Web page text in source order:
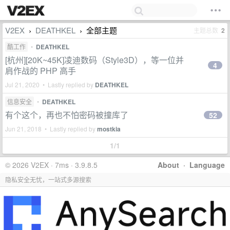
V2EX › DEATHKEL › 全部主题 主题总数 2
酷工作 • DEATHKEL
[杭州][20K~45K]凌迪数码（Style3D），等一位并
肩作战的 PHP 高手
Jul 21, 2020 • Lastly replied by DEATHKEL
4
信息安全 • DEATHKEL
有个这个，再也不怕密码被撞库了
Jun 21, 2018 • Lastly replied bymostkia
52
1/1
About · Language
© 2026 V2EX · 7ms · 3.9.8.5
隐私安全无忧，一站式多源搜索